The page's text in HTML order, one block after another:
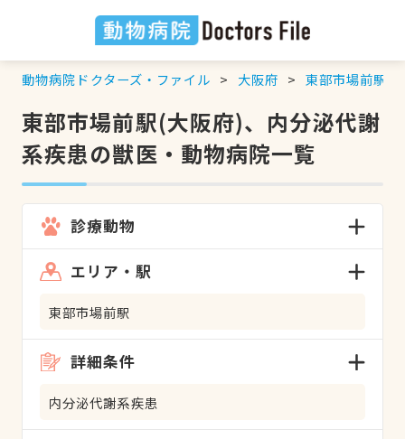
動物病院ドクターズ・ファイル 大阪府 東部市場前駅
東部市場前駅(大阪府)、内分泌代謝
系疾患の獣医・動物病院一覧
診療動物
エリア・駅
東部市場前駅
詳細条件
内分泌代謝系疾患